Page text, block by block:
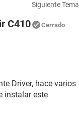
Siguiente Tema
C410 Cerrado
Driver, hace varios
instalar este